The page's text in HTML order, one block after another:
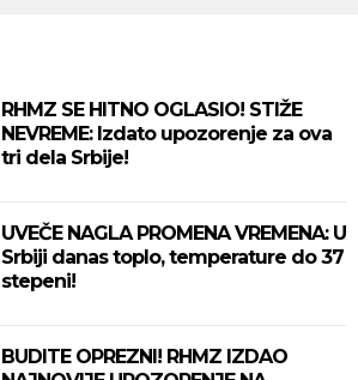
RHMZ SE HITNO OGLASIO! STIŽE
NEVREME: Izdato upozorenje za ova
tri dela Srbije!
UVEČE NAGLA PROMENA VREMENA: U
Srbiji danas toplo, temperature do 37
stepeni!
BUDITE OPREZNI! RHMZ IZDAO